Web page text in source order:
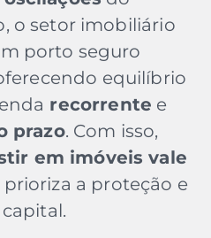
o setor imobiliário
porto seguro
equilíbrio
recorrente e
prazo. Com isso,
em imóveis vale
a proteção e